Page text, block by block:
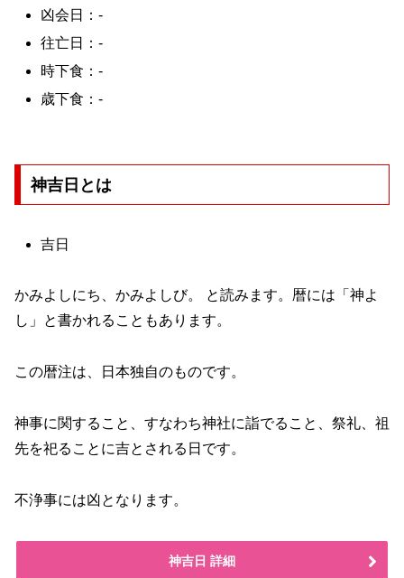
凶会日：-
往亡日：-
時下食：-
歳下食：-
神吉日とは
吉日
かみよしにち、かみよしび。 と読みます。暦には「神よ
し」と書かれることもあります。
この暦注は、日本独自のものです。
神事に関すること、すなわち神社に詣でること、祭礼、祖
先を祀ることに吉とされる日です。
不浄事には凶となります。
神吉日 詳細